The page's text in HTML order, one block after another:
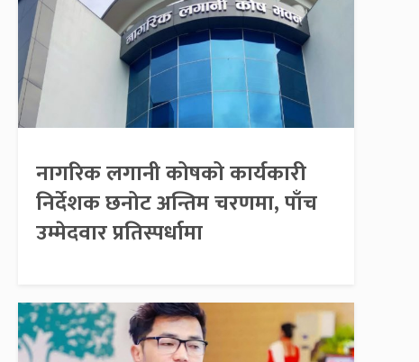
नागरिक लगानी कोषको कार्यकारी
निर्देशक छनोट अन्तिम चरणमा, पाँच
उम्मेदवार प्रतिस्पर्धामा